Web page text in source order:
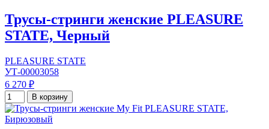
Трусы-стринги женские PLEASURE
STATE, Черный
PLEASURE STATE
УТ-00003058
6 270 ₽
В корзину